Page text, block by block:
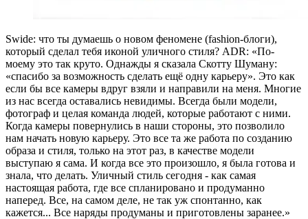
Swide: что ты думаешь о новом феномене (fashion-блоги),
который сделал тебя иконой уличного стиля? ADR: «По-
моему это так круто. Однажды я сказала Скотту Шуману:
«спасибо за возможность сделать ещё одну карьеру». Это как
если бы все камеры вдруг взяли и направили на меня. Многие
из нас всегда оставались невидимы. Всегда были модели,
фотограф и целая команда людей, которые работают с ними.
Когда камеры повернулись в наши стороны, это позволило
нам начать новую карьеру. Это все та же работа по созданию
образа и стиля, только на этот раз, в качестве модели
выступаю я сама. И когда все это произошло, я была готова и
знала, что делать. Уличный стиль сегодня - как самая
настоящая работа, где все спланировано и продуманно
наперед. Все, на самом деле, не так уж спонтанно, как
кажется... Все наряды продуманы и приготовлены заранее.»